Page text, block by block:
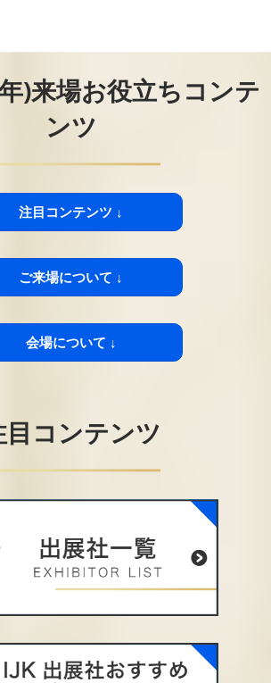
)来場お役立ちコンテ
ンツ
注目コンテンツ ↓
ご来場について ↓
会場について ↓
目コンテンツ